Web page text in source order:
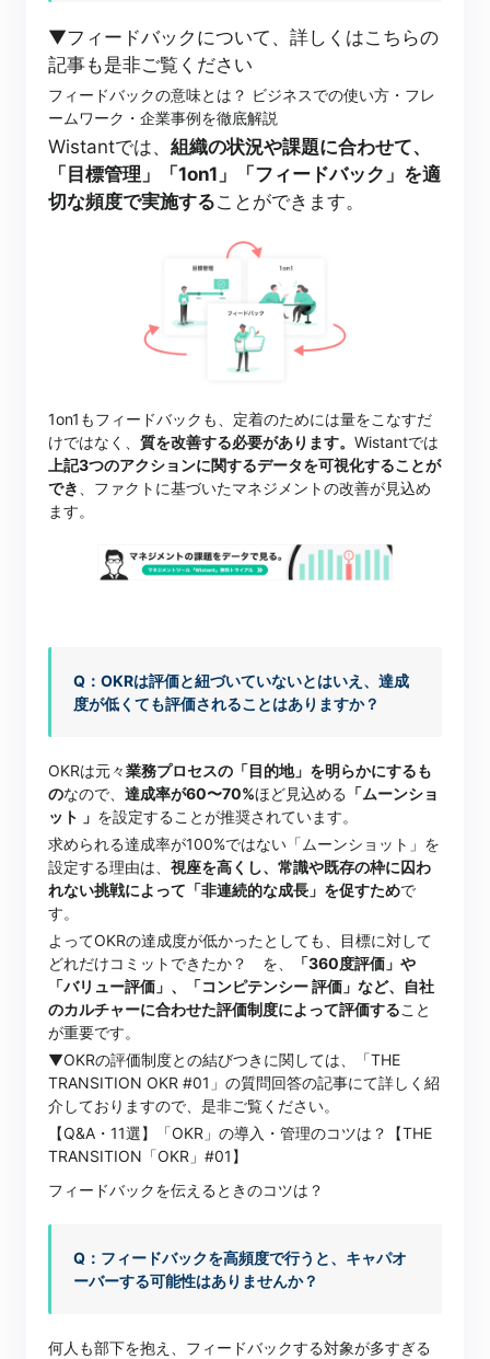
▼フィードバックについて、詳しくはこちらの
記事も是非ご覧ください
フィードバックの意味とは？ ビジネスでの使い方・フレ
ームワーク・企業事例を徹底解説
Wistantでは、 組織の状況や課題に合わせて、
「目標管理」「1on1」「フィードバック」を適
切な頻度で実施することができます。
1on1もフィードバックも、定着のためには量をこなすだ
けではなく、 質を改善する必要があります。 Wistantでは
上記3つのアクションに関するデータを可視化することが
でき
、ファクトに基づいたマネジメントの改善が見込め
ます。
Q：OKRは評価と紐づいていないとはいえ、達成
度が低くても評価されることはありますか？
OKRは元々業務プロセスの「目的地」を明らかにするも
のなので、 達成率が60〜70%ほど見込める 「ムーンショ
ット 」 を設定することが推奨されています。
求められる達成率が100%ではない「ムーンショット」を
設定する理由は、 視座を高くし、常識や既存の枠に囚わ
れない挑戦によって「非連続的な成長」を促すためで
す。
よってOKRの達成度が低かったとしても、目標に対して
どれだけコミットできたか？ を、
「360度評価」や
「バリュー評価」、「コンピテンシー 評価」など、自社
のカルチャーに合わせた評価制度によって評価すること
が重要です。
▼OKRの評価制度との結びつきに関しては、「THE
TRANSITION OKR #01」の質問回答の記事にて詳しく紹
介しておりますので、是非ご覧ください。
【Q&A・11選】「OKR」の導入・管理のコツは？【THE
TRANSITION「OKR」#01】
フィードバックを伝えるときのコツは？
Q：フィードバックを高頻度で行うと、キャパオ
ーバーする可能性はありませんか？
何人も部下を抱え、フィードバックする対象が多すぎる